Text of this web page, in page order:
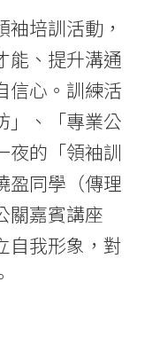
培訓活動，
能、提升溝通
信心。訓練活
」、「專業公
夜的「領袖訓
盈同學（傳理
關嘉賓講座
自我形象，對